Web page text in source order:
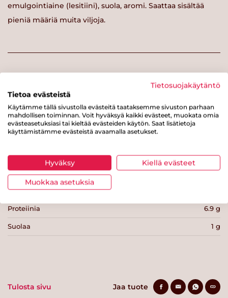
emulgointiaine (lesitiini), suola, aromi. Saattaa sisältää
pieniä määriä muita viljoja.
Rasvaa 15 g
josta tyydyttynyttä rasvaa
Hiilihydraatteja 50 g
josta sokereita 15 g
Kuitua
Proteiinia 6.9 g
Suolaa 1 g
Tulosta sivu Jaa tuote
Tietosuojakäytäntö
Tietoa evästeistä
Käytämme tällä sivustolla evästeitä taataksemme sivuston parhaan
mahdollisen toiminnan. Voit hyväksyä kaikki evästeet, muokata omia
evästeasetuksiasi tai kieltää evästeiden käytön. Saat lisätietoja
käyttämistämme evästeistä avaamalla asetukset.
Hyväksy Kiellä evästeet
Muokkaa asetuksia